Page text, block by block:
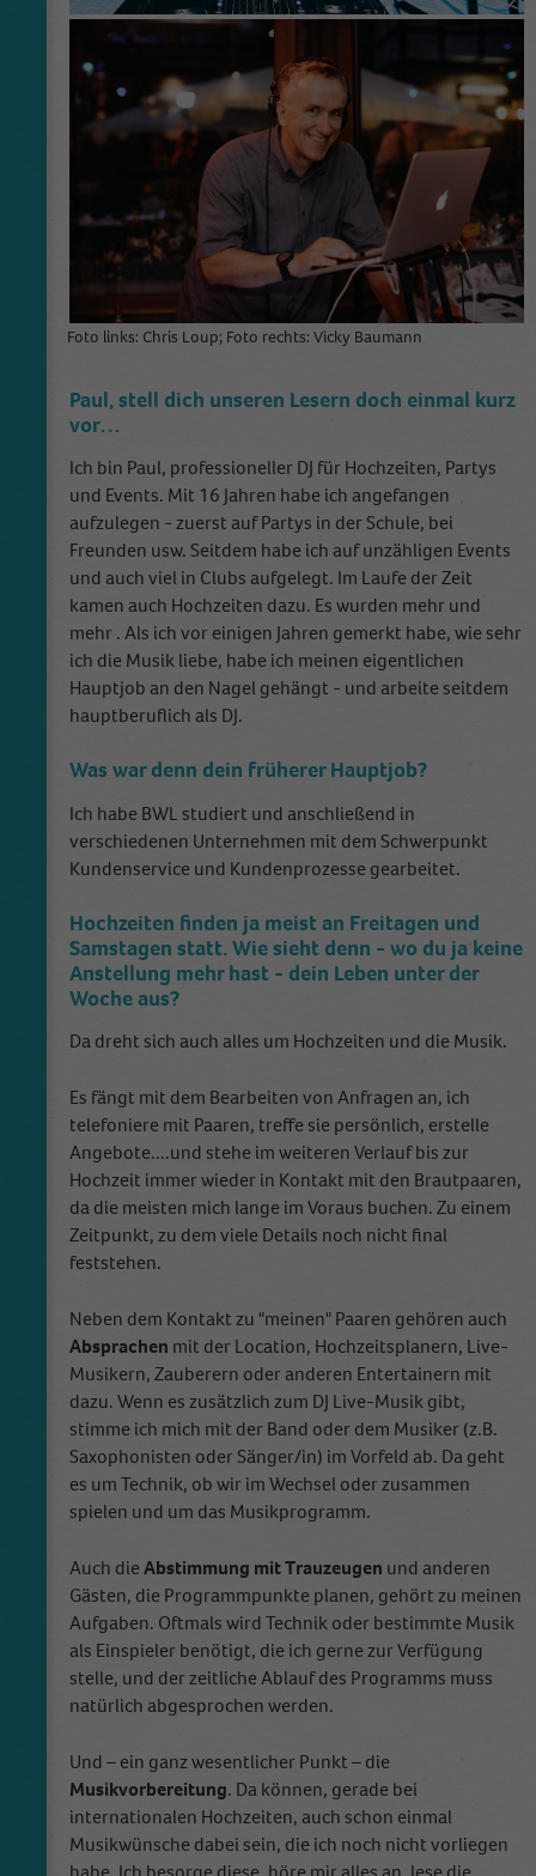
Foto links: Chris Loup; Foto rechts: Vicky Baumann
Paul, stell dich unseren Lesern doch einmal kurz
vor…
Ich bin Paul, professioneller DJ für Hochzeiten, Partys
und Events. Mit 16 Jahren habe ich angefangen
aufzulegen - zuerst auf Partys in der Schule, bei
Freunden usw. Seitdem habe ich auf unzähligen Events
und auch viel in Clubs aufgelegt. Im Laufe der Zeit
kamen auch Hochzeiten dazu. Es wurden mehr und
mehr . Als ich vor einigen Jahren gemerkt habe, wie sehr
ich die Musik liebe, habe ich meinen eigentlichen
Hauptjob an den Nagel gehängt - und arbeite seitdem
hauptberuflich als DJ.
Was war denn dein früherer Hauptjob?
Ich habe BWL studiert und anschließend in
verschiedenen Unternehmen mit dem Schwerpunkt
Kundenservice und Kundenprozesse gearbeitet.
Hochzeiten finden ja meist an Freitagen und
Samstagen statt. Wie sieht denn - wo du ja keine
Anstellung mehr hast - dein Leben unter der
Woche aus?
Da dreht sich auch alles um Hochzeiten und die Musik.
Es fängt mit dem Bearbeiten von Anfragen an, ich
telefoniere mit Paaren, treffe sie persönlich, erstelle
Angebote....und stehe im weiteren Verlauf bis zur
Hochzeit immer wieder in Kontakt mit den Brautpaaren,
da die meisten mich lange im Voraus buchen. Zu einem
Zeitpunkt, zu dem viele Details noch nicht final
feststehen.
Neben dem Kontakt zu "meinen" Paaren gehören auch
Absprachen mit der Location, Hochzeitsplanern, Live-
Musikern, Zauberern oder anderen Entertainern mit
dazu. Wenn es zusätzlich zum DJ Live-Musik gibt,
stimme ich mich mit der Band oder dem Musiker (z.B.
Saxophonisten oder Sänger/in) im Vorfeld ab. Da geht
es um Technik, ob wir im Wechsel oder zusammen
spielen und um das Musikprogramm.
Auch dieAbstimmung mit Trauzeugen und anderen
Gästen, die Programmpunkte planen, gehört zu meinen
Aufgaben. Oftmals wird Technik oder bestimmte Musik
als Einspieler benötigt, die ich gerne zur Verfügung
stelle, und der zeitliche Ablauf des Programms muss
natürlich abgesprochen werden.
Und – ein ganz wesentlicher Punkt – die
Musikvorbereitung. Da können, gerade bei
internationalen Hochzeiten, auch schon einmal
Musikwünsche dabei sein, die ich noch nicht vorliegen